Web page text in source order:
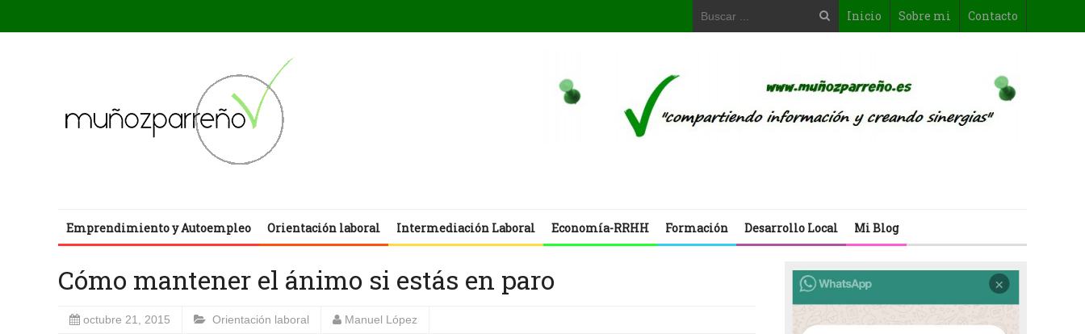
Inicio Sobre mi Contacto
Emprendimiento y Autoempleo Orientación laboral Intermediación Laboral Economía-RRHH Formación Desarrollo Local Mi Blog
Cómo mantener el ánimo si estás en paro
octubre 21, 2015 Orientación laboral Manuel López